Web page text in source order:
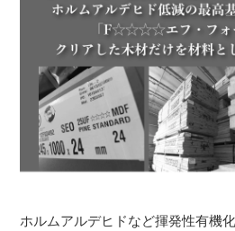
ホルムアルデヒドなど揮発性有機